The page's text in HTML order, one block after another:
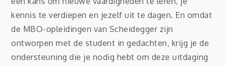
kennis te verdiepen en jezelf uit te dagen. En omdat
de MBO-opleidingen van Scheidegger zijn
ontworpen met de student in gedachten, krijg je de
ondersteuning die je nodig hebt om deze uitdaging